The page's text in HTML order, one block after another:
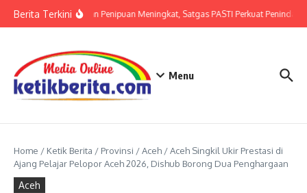
Berita TerkiniAncaman Penipuan Meningkat, Satgas PASTI Perkuat Penindakan
Menu
Home / Ketik Berita / Provinsi /Aceh /Aceh Singkil Ukir Prestasi di
Ajang Pelajar Pelopor Aceh 2026, Dishub Borong Dua Penghargaan
Aceh